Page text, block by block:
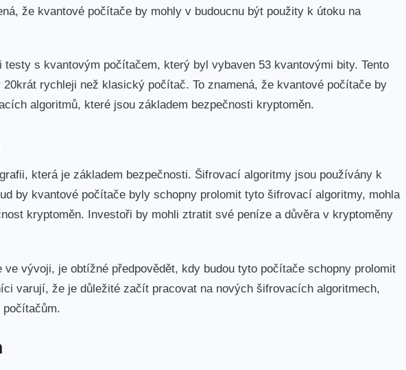
že kvantové počítače by mohly v budoucnu být použity k ‌útoku na
⁤testy s kvantovým počítačem, který ⁣byl vybaven 53 kvantovými bity. Tento
rychleji než⁤ klasický⁣ počítač. To znamená, ‍že kvantové počítače by
algoritmů, které jsou základem​ bezpečnosti kryptoměn.
která⁣ je ‍základem ‍bezpečnosti. Šifrovací algoritmy jsou používány k
⁣by ⁤kvantové počítače byly schopny prolomit tyto šifrovací algoritmy, mohla
kryptoměn. Investoři by mohli ztratit své peníze a důvěra v kryptoměny
vývoji, je obtížné předpovědět, kdy budou tyto počítače schopny prolomit
varují, že je‌ důležité ⁤začít pracovat na nových šifrovacích algoritmech,